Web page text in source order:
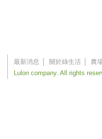
最新消息 關於綠生活 農
Lulon company. All rights